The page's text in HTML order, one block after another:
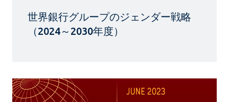
世界銀行グループのジェンダー戦略
（2024～2030年度）